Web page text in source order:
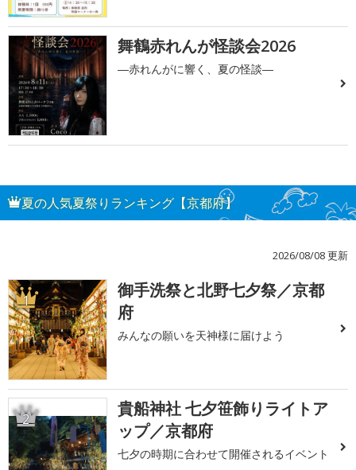
舞鶴赤れんが怪談会2026
―赤れんがに響く、夏の怪談―
夏の人気夏祭りランキング【京都府】
2026/08/08 更新
1
御手洗祭と北野七夕祭／京都
府
みんなの願いを天神様に届けよう
2
貴船神社 七夕笹飾りライトア
ップ／京都府
七夕の時期に合わせて開催されるイベント